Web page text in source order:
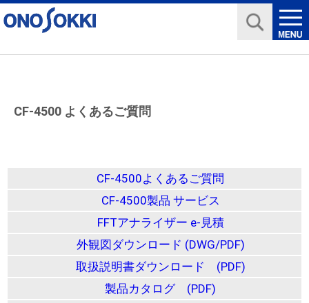
CF-4500 よくあるご質問
CF-4500よくあるご質問
CF-4500製品 サービス
FFTアナライザー e-見積
外観図ダウンロード (DWG/PDF)
取扱説明書ダウンロード (PDF)
製品カタログ (PDF)